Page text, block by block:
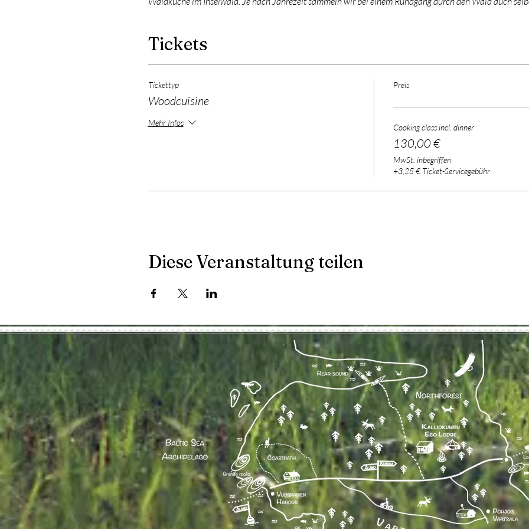
Tickets
Tickettyp
Woodcuisine
Mehr Infos
Preis
Cooking class incl. dinner
130,00 €
MwSt. inbegriffen
+3,25 € Ticket-Servicegebühr
Diese Veranstaltung teilen